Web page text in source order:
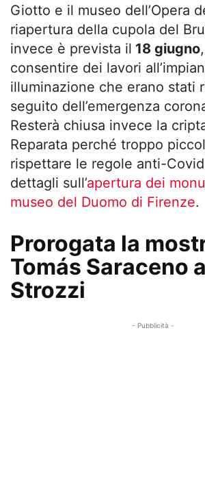
Giotto e il museo dell’Opera
riapertura della cupola del
invece è prevista il 18 giugno
consentire dei lavori
illuminazione che erano stati
seguito dell’emergenza
Resterà chiusa invece la
Reparata perché troppo
rispettare le regole anti-
dettagli sull’apertura dei
museo del Duomo di Firenze.
Prorogata la
Tomás Saraceno
Strozzi
- Pubblicità -